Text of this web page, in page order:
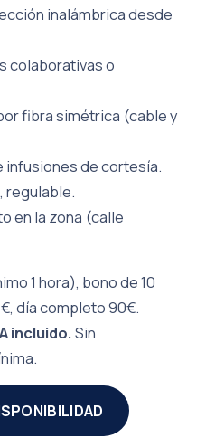
inalámbrica desde
colaborativas o
fibra simétrica (cable y
infusiones de cortesía.
regulable.
en la zona (calle
1 hora), bono de 10
día completo 90€.
incluido. Sin